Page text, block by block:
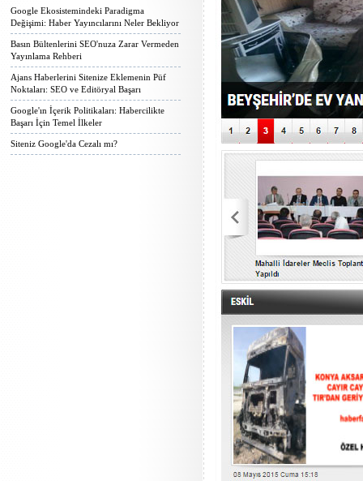
Google Ekosistemindeki Paradigma
Değişimi: Haber Yayıncılarını Neler Bekliyor
Basın Bültenlerini SEO'nuza Zarar Vermeden
Yayınlama Rehberi
Ajans Haberlerini Sitenize Eklemenin Püf
Noktaları: SEO ve Editöryal Başarı
Google'ın İçerik Politikaları: Habercilikte
Başarı İçin Temel İlkeler
Siteniz Google'da Cezalı mı?